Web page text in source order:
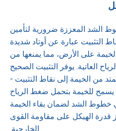
الشد المعززة ضرورية لتأمين
التثبيت عبارة عن أوتاد شديدة
على الأرض، مما يمنعها من
العاتية. يوفر التثبيت الصحيح
من الخيمة إلى نقاط التثبيت -
يسمح للخيمة بتحمل ضغط الرياح
في خطوط الشد لضمان بقاء الخيمة
قدرة الهيكل على مقاومة القوى
الخارجية.